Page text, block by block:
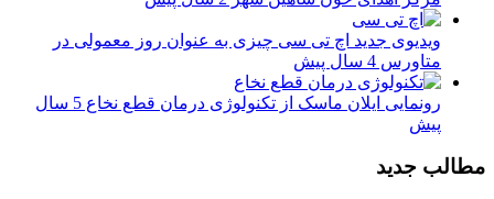
ویدیوی جدید اچ تی سی چیزی به عنوان روز معمولی در
متاورس 4 سال پیش
رونمایی ایلان ماسک از تکنولوژی درمان قطع نخاع
5 سال
پیش
مطالب جدید